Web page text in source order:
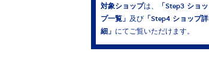
対象ショップは、
「Step3 ショッ
プ一覧」 及び 「Step4 ショップ詳
細」 にてご覧いただけます。